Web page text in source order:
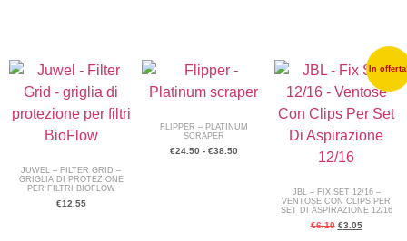
JUWEL – FILTER GRID –
GRIGLIA DI PROTEZIONE
PER FILTRI BIOFLOW
€12.55
FLIPPER – PLATINUM
SCRAPER
€24.50 - €38.50
In
JBL – FIX SET 12/16 –
VENTOSE CON CLIPS PER
SET DI ASPIRAZIONE 12/16
€6.10 €3.05